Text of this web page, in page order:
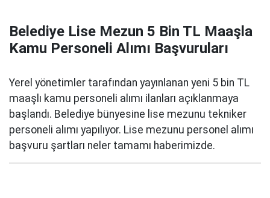
Belediye Lise Mezun 5 Bin TL Maaşla
Kamu Personeli Alımı Başvuruları
Yerel yönetimler tarafından yayınlanan yeni 5 bin TL
maaşlı kamu personeli alımı ilanları açıklanmaya
başlandı. Belediye bünyesine lise mezunu tekniker
personeli alımı yapılıyor. Lise mezunu personel alımı
başvuru şartları neler tamamı haberimizde.